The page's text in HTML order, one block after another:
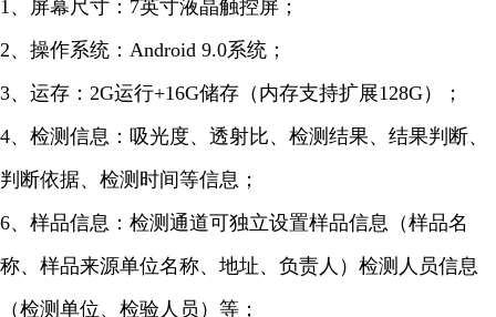
1、屏幕尺寸：7英寸液晶触控屏；
2、操作系统：Android 9.0系统；
3、运存：2G运行+16G储存（内存支持扩展128G）；
4、检测信息：吸光度、透射比、检测结果、结果判断、
判断依据、检测时间等信息；
6、样品信息：检测通道可独立设置样品信息（样品名
称、样品来源单位名称、地址、负责人）检测人员信息
（检测单位、检验人员）等；